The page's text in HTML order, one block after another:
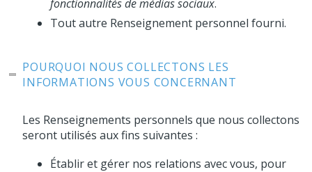
fonctionnalités de médias sociaux.
Tout autre Renseignement personnel fourni.
POURQUOI NOUS COLLECTONS LES
INFORMATIONS VOUS CONCERNANT
Les Renseignements personnels que nous collectons
seront utilisés aux fins suivantes :
Établir et gérer nos relations avec vous, pour